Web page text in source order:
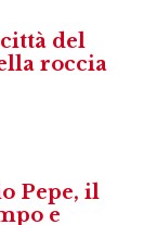
del
roccia
Pepe, il
e